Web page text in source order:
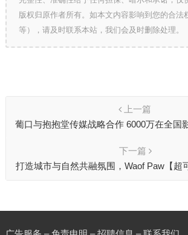
版权归原作者所有。如本文内容影响到您的合法
等），请及时联系本站，我们会及时删除处理。
上一篇
葡口与抱抱堂传媒战略合作 6000万在全国
下一篇
打造城市与自然共融氛围，Waof Paw【超